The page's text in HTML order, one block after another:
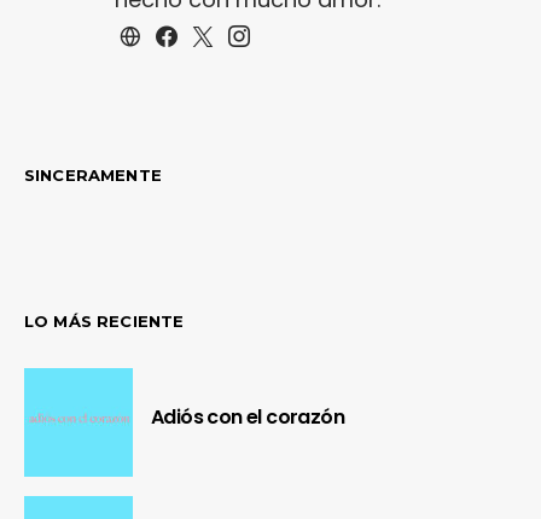
SINCERAMENTE
LO MÁS RECIENTE
Adiós con el corazón